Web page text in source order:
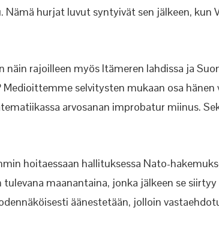
Nämä hurjat luvut syntyivät sen jälkeen, kun
rajoilleen myös Itämeren lahdissa ja
selvitysten mukaan osa hänen
arvosanan improbatur miinus.
hoitaessaan hallituksessa Nato-
maanantaina, jonka jälkeen se
äänestetään, jolloin